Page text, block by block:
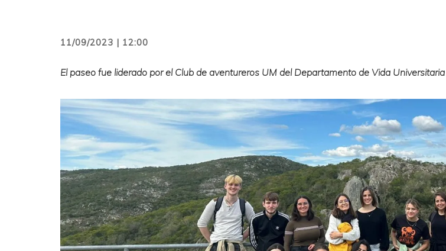
11/09/2023 | 12:00
El paseo fue liderado por el Club de aventureros UM del Departamento de Vida